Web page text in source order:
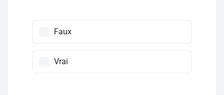
Faux
Vrai